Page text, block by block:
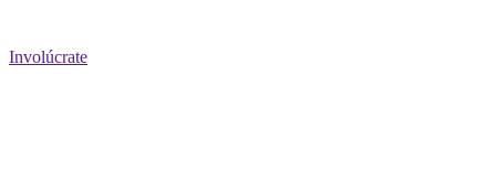
Involúcrate